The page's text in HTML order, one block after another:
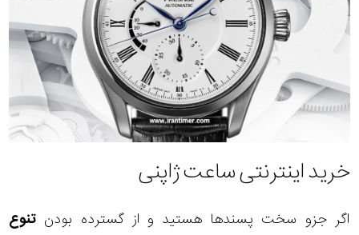
خرید اینترنتی ساعت ژاپنی
اگر جزو سخت پسندها هستید و از گسترده بودن تنوع